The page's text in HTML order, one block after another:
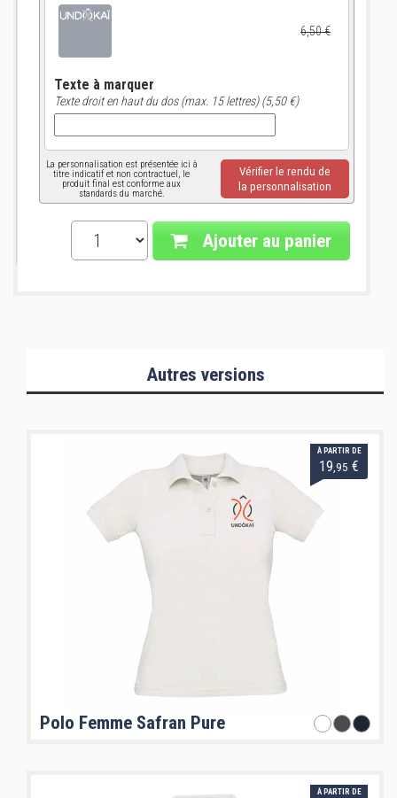
6,50 €
Texte à marquer
Texte droit en haut du dos (max. 15 lettres) (5,50 €)
La personnalisation est présentée ici à
titre indicatif et non contractuel, le
produit final est conforme aux
standards du marché.
Vérifier le rendu de
la personnalisation
Ajouter au panier
Autres versions
À PARTIR DE
19 ,95 €
Polo Femme Safran Pure
À PARTIR DE